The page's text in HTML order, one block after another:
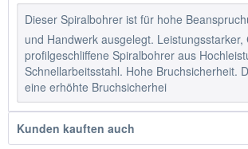
Dieser Spiralbohrer ist für hohe
und Handwerk ausgelegt. Leistungsstarker,
profilgeschliffene Spiralbohrer aus
Schnellarbeitsstahl. Hohe Bruchsicherheit.
eine erhöhte Bruchsicherhei
Kunden kauften auch